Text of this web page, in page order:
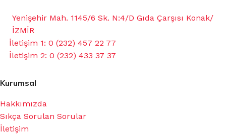
Yenişehir Mah. 1145/6 Sk. N:4/D Gıda Çarşısı Konak/
İZMİR
İletişim 1: 0 (232) 457 22 77
İletişim 2: 0 (232) 433 37 37
Kurumsal
Hakkımızda
Sıkça Sorulan Sorular
İletişim